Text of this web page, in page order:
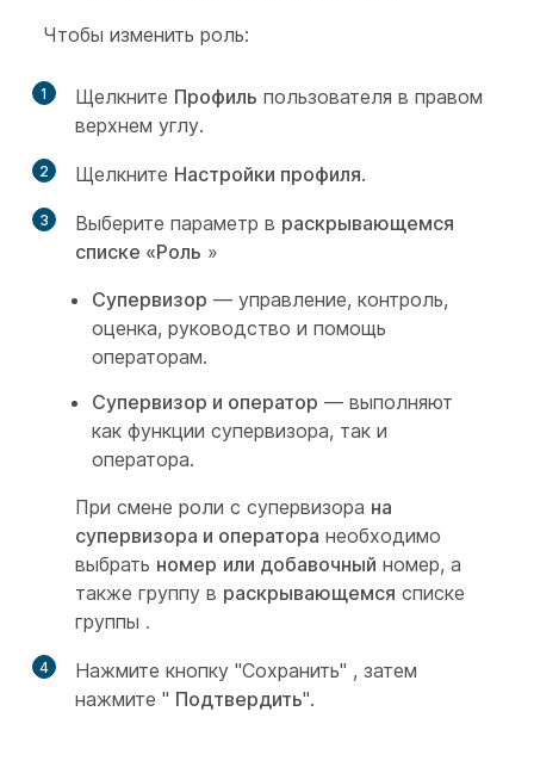
Чтобы изменить роль:
1 Щелкните Профиль пользователя в правом
верхнем углу.
2 Щелкните Настройки профиля.
3 Выберите параметр в раскрывающемся
списке «Роль »
Супервизор — управление, контроль,
оценка, руководство и помощь
операторам.
Супервизор и оператор — выполняют
как функции супервизора, так и
оператора.
При смене роли с супервизора на
супервизора и оператора необходимо
выбрать номер или добавочный номер, а
также группу в раскрывающемся списке
группы .
4 Нажмите кнопку "Сохранить" , затем
нажмите " Подтвердить".